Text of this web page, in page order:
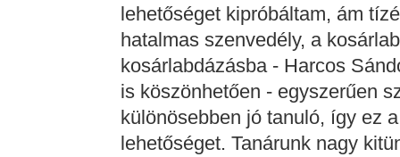
lehetőséget kipróbáltam, ám
hatalmas szenvedély, a
kosárlabdázásba - Harcos
is köszönhetően - egyszerűen
különösebben jó tanuló, így ez
lehetőséget. Tanárunk nagy